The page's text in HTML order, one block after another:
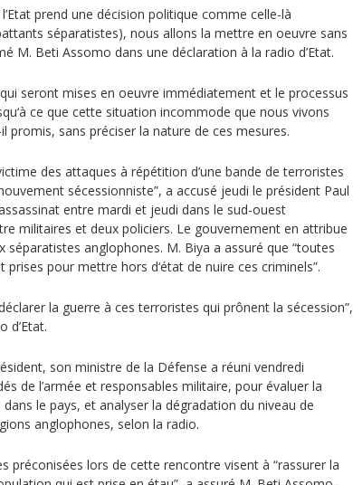
prend une décision politique comme celle-là
séparatistes), nous allons la mettre en oeuvre sans
M. Beti Assomo dans une déclaration à la radio d’Etat.
seront mises en oeuvre immédiatement et le processus
ce que cette situation incommode que nous vivons
promis, sans préciser la nature de ces mesures.
des attaques à répétition d’une bande de terroristes
sécessionniste”, a accusé jeudi le président Paul
entre mardi et jeudi dans le sud-ouest
militaires et deux policiers. Le gouvernement en attribue
séparatistes anglophones. M. Biya a assuré que “toutes
prises pour mettre hors d‘état de nuire ces criminels”.
la guerre à ces terroristes qui prônent la sécession”,
d’Etat.
son ministre de la Défense a réuni vendredi
de l’armée et responsables militaire, pour évaluer la
le pays, et analyser la dégradation du niveau de
anglophones, selon la radio.
préconisées lors de cette rencontre visent à “rassurer la